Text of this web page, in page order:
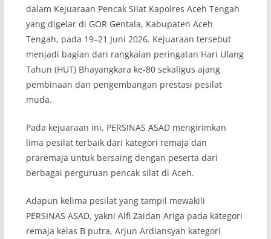
dalam Kejuaraan Pencak Silat Kapolres Aceh Tengah
yang digelar di GOR Gentala, Kabupaten Aceh
Tengah, pada 19–21 Juni 2026. Kejuaraan tersebut
menjadi bagian dari rangkaian peringatan Hari Ulang
Tahun (HUT) Bhayangkara ke-80 sekaligus ajang
pembinaan dan pengembangan prestasi pesilat
muda.
Pada kejuaraan ini, PERSINAS ASAD mengirimkan
lima pesilat terbaik dari kategori remaja dan
praremaja untuk bersaing dengan peserta dari
berbagai perguruan pencak silat di Aceh.
Adapun kelima pesilat yang tampil mewakili
PERSINAS ASAD, yakni Alfi Zaidan Ariga pada kategori
remaja kelas B putra, Arjun Ardiansyah kategori